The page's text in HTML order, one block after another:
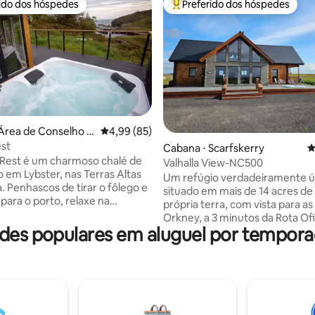
de 5, 220 avaliações
preferidos dos hóspedes
dos hóspedes
de Conselho d 4,99 de uma avaliação média de 5, 85
4,99 (85)
é um charmoso chalé de
em Lybster, nas Terras Altas
Penhascos de tirar o fôlego e
o porto, relaxe na
refúgio isolado serve
base perfeita para explorar a
situado na John
Entre os melhores preferidos
Preferido dos hóspedes
Cabana ⋅ Scarfskerry
Valhalla View-NC500
Um refúgio verdadeiramente
situado em mais de 14 acres de
própria terra, com vista para as
Orkney, a 3 minutos da Rota
NC500. Com características
própria banheira de
extra com um sofá-cama.
toda a família nesta acomodação
populares em aluguel por